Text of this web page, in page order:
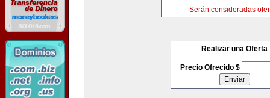
Serán consideradas
Realizar una Oferta
Precio Ofrecido $